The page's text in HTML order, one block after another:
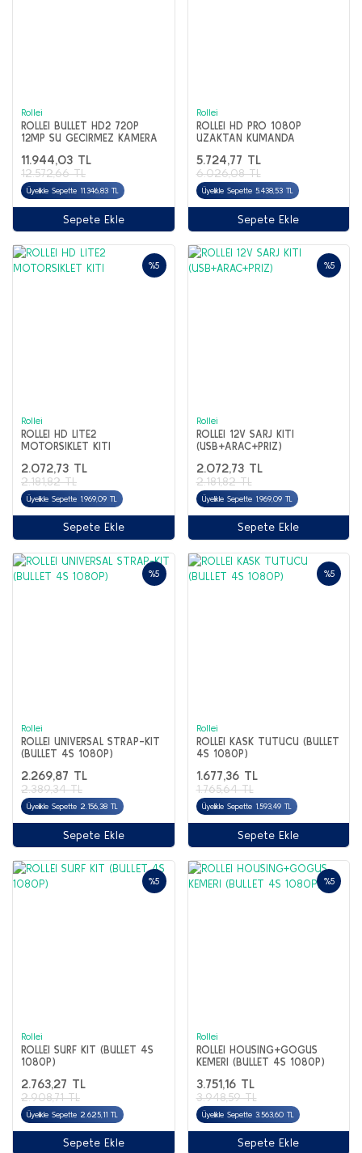
Rollei
ROLLEI BULLET HD2 720P
12MP SU GECIRMEZ KAMERA
11.944,03 TL
12.572,66 TL
Üyelikle Sepette 11.346,83 TL
Sepete Ekle
Rollei
ROLLEI HD PRO 1080P
UZAKTAN KUMANDA
5.724,77 TL
6.026,08 TL
Üyelikle Sepette 5.438,53 TL
Sepete Ekle
%5
Rollei
ROLLEI HD LITE2
MOTORSIKLET KITI
2.072,73 TL
2.181,82 TL
Üyelikle Sepette 1.969,09 TL
Sepete Ekle
%5
Rollei
ROLLEI 12V SARJ KITI
(USB+ARAC+PRIZ)
2.072,73 TL
2.181,82 TL
Üyelikle Sepette 1.969,09 TL
Sepete Ekle
%5
Rollei
ROLLEI UNIVERSAL STRAP-KIT
(BULLET 4S 1080P)
2.269,87 TL
2.389,34 TL
Üyelikle Sepette 2.156,38 TL
Sepete Ekle
%5
Rollei
ROLLEI KASK TUTUCU (BULLET
4S 1080P)
1.677,36 TL
1.765,64 TL
Üyelikle Sepette 1.593,49 TL
Sepete Ekle
%5
Rollei
ROLLEI SURF KIT (BULLET 4S
1080P)
2.763,27 TL
2.908,71 TL
Üyelikle Sepette 2.625,11 TL
Sepete Ekle
%5
Rollei
ROLLEI HOUSING+GOGUS
KEMERI (BULLET 4S 1080P)
3.751,16 TL
3.948,59 TL
Üyelikle Sepette 3.563,60 TL
Sepete Ekle